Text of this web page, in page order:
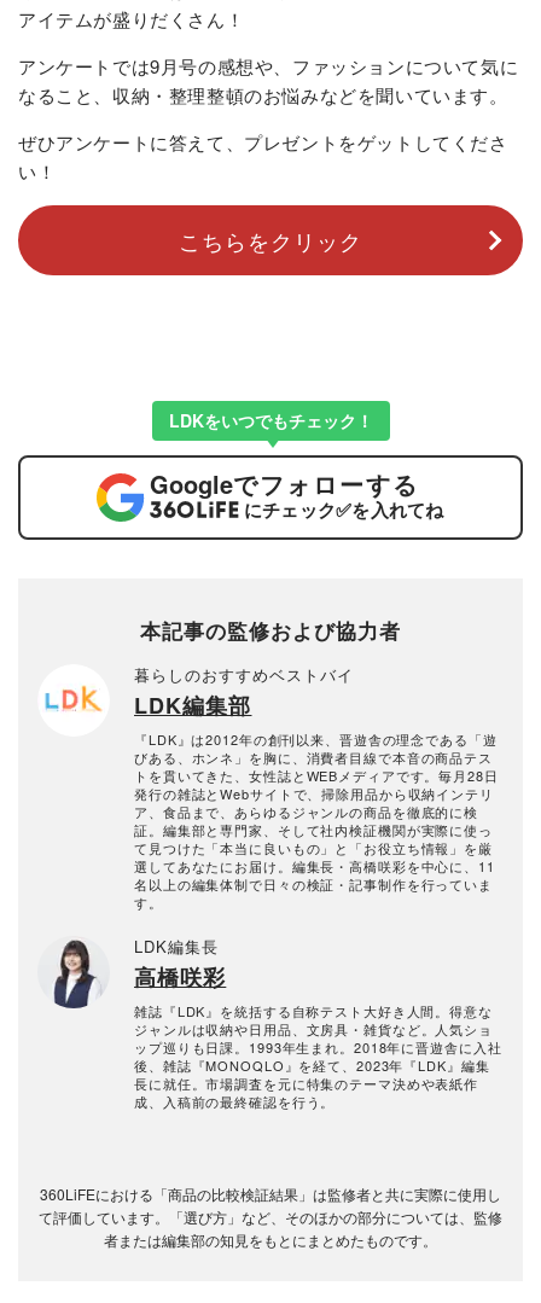
アイテムが盛りだくさん！
アンケートでは9月号の感想や、ファッションについて気に
なること、収納・整理整頓のお悩みなどを聞いています。
ぜひアンケートに答えて、プレゼントをゲットしてくださ
い！
こちらをクリック
LDKをいつでもチェック！
Googleでフォローする
にチェック✅を入れてね
本記事の監修および協力者
暮らしのおすすめベストバイ
LDK編集部
『LDK』は2012年の創刊以来、晋遊舎の理念である「遊
びある、ホンネ」を胸に、消費者目線で本音の商品テス
トを貫いてきた、女性誌とWEBメディアです。毎月28日
発行の雑誌とWebサイトで、掃除用品から収納インテリ
ア、食品まで、あらゆるジャンルの商品を徹底的に検
証。編集部と専門家、そして社内検証機関が実際に使っ
て見つけた「本当に良いもの」と「お役立ち情報」を厳
選してあなたにお届け。編集長・高橋咲彩を中心に、11
名以上の編集体制で日々の検証・記事制作を行っていま
す。
LDK編集長
高橋咲彩
雑誌『LDK』を統括する自称テスト大好き人間。得意な
ジャンルは収納や日用品、文房具・雑貨など。人気ショ
ップ巡りも日課。1993年生まれ。2018年に晋遊舎に入社
後、雑誌『MONOQLO』を経て、2023年『LDK』編集
長に就任。市場調査を元に特集のテーマ決めや表紙作
成、入稿前の最終確認を行う。
360LiFEにおける「商品の比較検証結果」は監修者と共に実際に使用し
て評価しています。「選び方」など、そのほかの部分については、監修
者または編集部の知見をもとにまとめたものです。